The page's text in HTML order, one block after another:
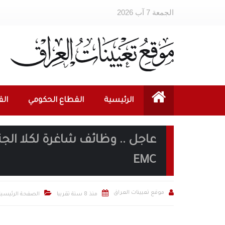
الجمعة 7 آب 2026
الرئيسية القطاع الحكومي
عاجل .. وظائف شاغرة لكلا
EMC
 موقع تعيينات العراق  منذ 8 سنة تقريبا  الصفحة